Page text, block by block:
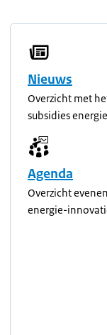
Nieuws
Overzicht met
subsidies
Agenda
Overzicht
energie-